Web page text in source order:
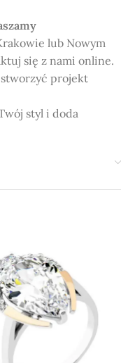
lub Nowym
się z nami online.
projekt
styl i doda